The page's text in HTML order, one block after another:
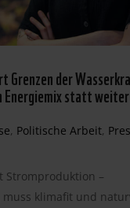
Grenzen der
statt
, Politische Arbeit,
Stromproduktion –
muss klimafit und